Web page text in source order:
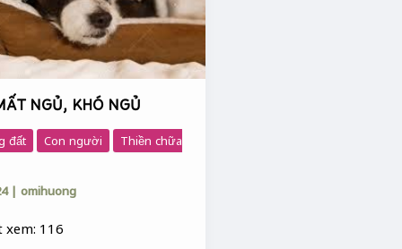
NGỦ, KHÓ NGỦ
đất Con người Thiền chữa
|omihuong
116